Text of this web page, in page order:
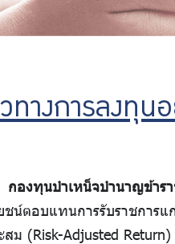
คะแนนการ
การเข้า
Portfolio
ทางการลงทุน
กองทุนบำเหน็จบำนาญข้าร
ชน์ตอบแทนการรับราชการ
สม (Risk-Adjusted